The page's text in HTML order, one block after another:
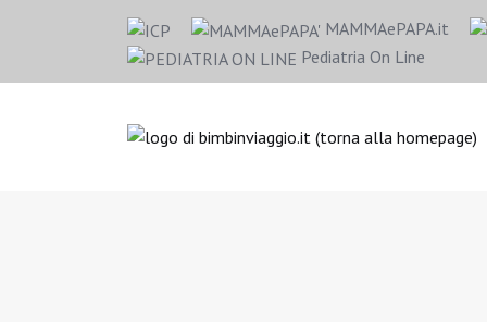
MAMMAePAPA.it
Pediatria On Line